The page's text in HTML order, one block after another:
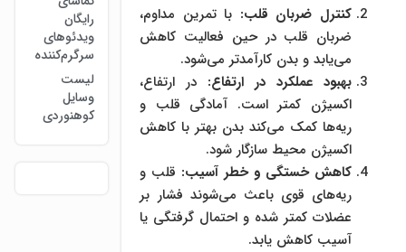
کنترل ضربان قلب: با تمرین مداوم،
ضربان قلب در حین فعالیت کاهش
می‌یابد و بدن کارآمدتر می‌شود.
بهبود عملکرد در ارتفاع: در ارتفاع،
اکسیژن کمتر است. آمادگی قلب و
ریه‌ها کمک می‌کند بدن بهتر با کاهش
اکسیژن محیط سازگار شود.
کاهش خستگی و خطر آسیب: قلب و
ریه‌های قوی باعث می‌شوند فشار بر
عضلات کمتر شده و احتمال گرفتگی یا
آسیب کاهش یابد.
رایگان
ویدئوهای
سرگرم‌کننده
لیست
وسایل
کوهنوردی